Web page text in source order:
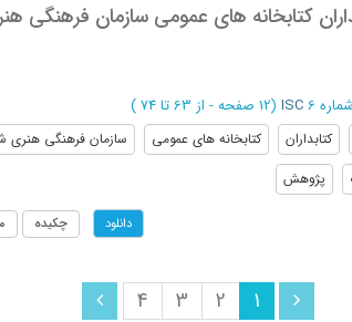
کتابخانه های عمومی سازمان فرهنگی
ISC (‎12 صفحه - از 63 تا 74 )
کتابداران کتابخانه های عمومی
سازمان فرهنگی هنری
پژوهش
دانلود چکیده
1
2
3
4